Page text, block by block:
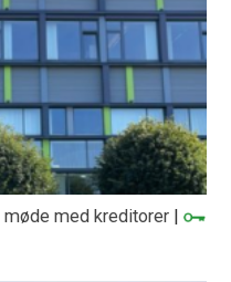
med kreditorer |